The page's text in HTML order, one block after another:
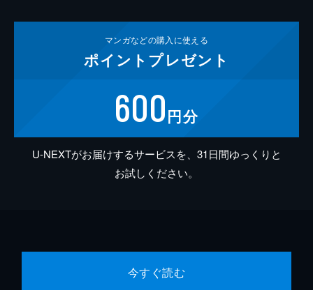
マンガなどの購入に使える
ポイント プレゼント
600円分
U-NEXTがお届けするサービスを、31日間ゆっくりと
お試しください。
今すぐ読む